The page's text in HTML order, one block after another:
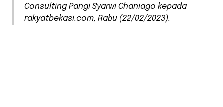
Consulting Pangi Syarwi Chaniago kepada
rakyatbekasi.com, Rabu (22/02/2023).